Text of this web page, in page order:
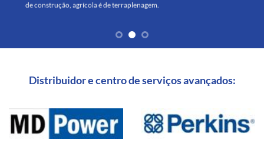
de construção, agrícola é de terraplenagem.
Distribuidor e centro de serviços avançados: